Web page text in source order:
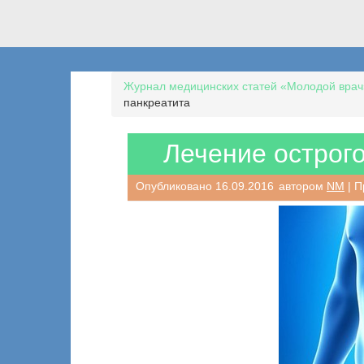
Журнал медицинских статей «Молодой
панкреатита
Лечение
Опубликовано 16.09.2016 автором NM |